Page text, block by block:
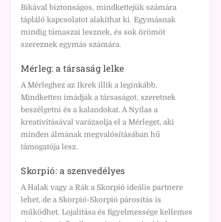
Bikával biztonságos, mindkettejük számára
tápláló kapcsolatot alakíthat ki. Egymásnak
mindig támaszai lesznek, és sok örömöt
szereznek egymás számára.
Mérleg: a társaság lelke
A Mérleghez az Ikrek illik a leginkább.
Mindketten imádják a társaságot, szeretnek
beszélgetni és a kalandokat. A Nyilas a
kreativitásával varázsolja el a Mérleget, aki
minden álmának megvalósításában hű
támogatója lesz.
Skorpió: a szenvedélyes
A Halak vagy a Rák a Skorpió ideális partnere
lehet, de a Skorpió-Skorpió párosítás is
működhet. Lojalitása és figyelmessége kellemes